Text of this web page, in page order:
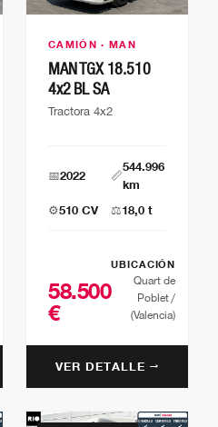
CAMIÓN · MAN
MAN TGX 18.510
4x2 BL SA
Tractora 4x2
📅2022 📏
544.996
km
⚙️510 CV ⚖️18,0 t
58.500
€
UBICACIÓN
Quart de
Poblet /
(Valencia)
VER DETALLE →